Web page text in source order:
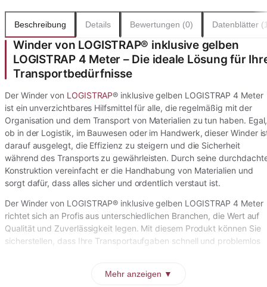
Beschreibung Details Bewertungen (0) Datenblätter
Winder von LOGISTRAP® inklusive gelben
LOGISTRAP 4 Meter – Die ideale Lösung für
Transportbedürfnisse
Der Winder von LOGISTRAP® inklusive gelben LOGISTRAP 4 Meter
ist ein unverzichtbares Hilfsmittel für alle, die regelmäßig mit der
Organisation und dem Transport von Materialien zu tun haben. Egal,
ob in der Logistik, im Bauwesen oder im Handwerk, dieser Winder
darauf ausgelegt, die Effizienz zu steigern und die Sicherheit
während des Transports zu gewährleisten. Durch seine
Konstruktion vereinfacht er die Handhabung von Materialien und
sorgt dafür, dass alles sicher und ordentlich verstaut ist.
Der Winder von LOGISTRAP® inklusive gelben LOGISTRAP 4 Meter
richtet sich an Profis aus unterschiedlichen Branchen, die Wert auf
Qualität und Zuverlässigkeit legen. Mit diesem Produkt können Sie
sicherstellen, dass Ihre Transportaufgaben schnell und problemlos
Mehr anzeigen ▼